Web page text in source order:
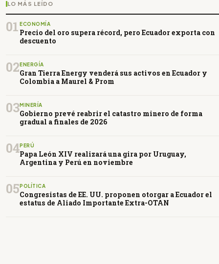
LO MÁS LEÍDO
01 ECONOMÍA
Precio del oro supera récord, pero Ecuador exporta con
descuento
02ENERGÍA
Gran Tierra Energy venderá sus activos en Ecuador y
Colombia a Maurel & Prom
03MINERÍA
Gobierno prevé reabrir el catastro minero de forma
gradual a finales de 2026
04PERÚ
Papa León XIV realizará una gira por Uruguay,
Argentina y Perú en noviembre
05POLÍTICA
Congresistas de EE. UU. proponen otorgar a Ecuador el
estatus de Aliado Importante Extra-OTAN